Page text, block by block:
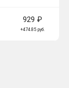
929 ₽
+474.85 руб.